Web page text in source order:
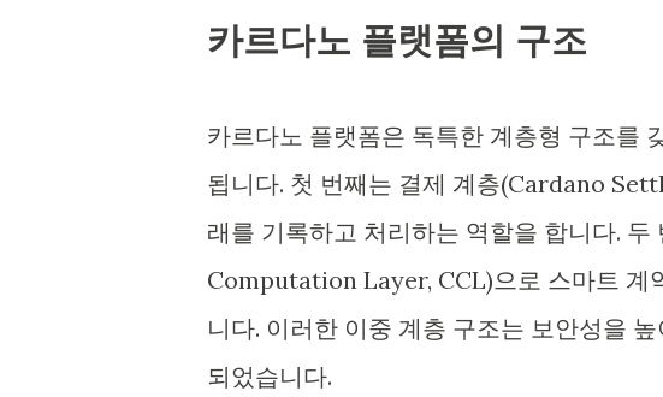
카르다노 플랫폼의 구조
카르다노 플랫폼은 독특한 계층형 구조를
됩니다. 첫 번째는 결제 계층(Cardano
래를 기록하고 처리하는 역할을 합니다.
Computation Layer, CCL)으로 스마트 계
니다. 이러한 이중 계층 구조는 보안성을
되었습니다.